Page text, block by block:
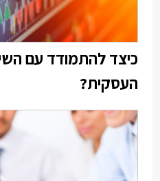
כיצד להתמודד עם
העסקית?